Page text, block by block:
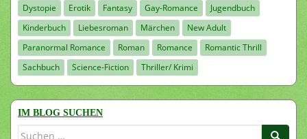
Dystopie Erotik Fantasy Gay-Romance
Jugendbuch
Kinderbuch
Liebesroman Märchen
New Adult
Paranormal Romance
Roman Romance
Romantic Thrill
Sachbuch
Science-Fiction Thriller/ Krimi
IM BLOG SUCHEN
Suchen